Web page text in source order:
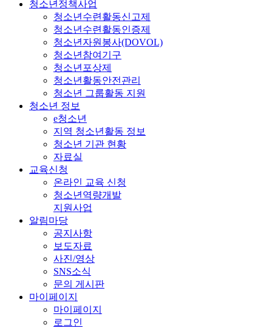
청소년정책사업
청소년수련활동신고제
청소년수련활동인증제
청소년자원봉사(DOVOL)
청소년참여기구
청소년포상제
청소년활동안전관리
청소년 그룹활동 지원
청소년 정보
e청소년
지역 청소년활동 정보
청소년 기관 현황
자료실
교육신청
온라인 교육 신청
청소년역량개발
지원사업
알림마당
공지사항
보도자료
사진/영상
SNS소식
문의 게시판
마이페이지
마이페이지
로그인